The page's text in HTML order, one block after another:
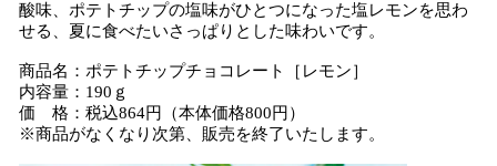
酸味、ポテトチップの塩味がひとつになった塩レモンを思わ
せる、夏に食べたいさっぱりとした味わいです。
商品名：ポテトチップチョコレート［レモン］
内容量：190ｇ
価 格：税込864円（本体価格800円）
※商品がなくなり次第、販売を終了いたします。